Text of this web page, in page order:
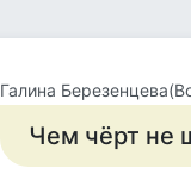
Галина
Чем чёрт не